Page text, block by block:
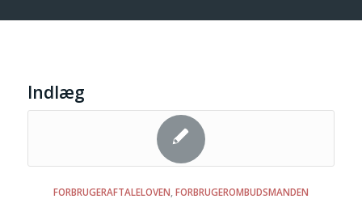
Indlæg
FORBRUGERAFTALELOVEN FORBRUGEROMBUDSMANDEN